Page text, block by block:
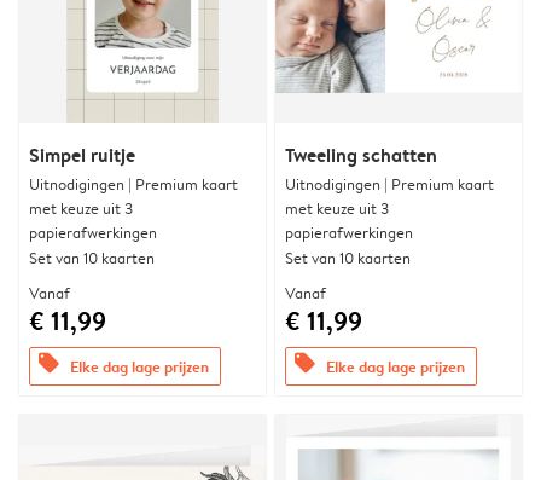
Simpel ruitje
Uitnodigingen | Premium kaart
met keuze uit 3
papierafwerkingen
Set van 10 kaarten
Vanaf
€ 11,99
offers Elke dag lage prijzen
Tweeling schatten
Uitnodigingen | Premium kaart
met keuze uit 3
papierafwerkingen
Set van 10 kaarten
Vanaf
€ 11,99
offers Elke dag lage prijzen